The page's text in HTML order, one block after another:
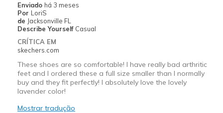
Width
Sizing
Feels true to size
View On Shoes
Enviado há 3 meses
Por LoriS
de Jacksonville FL
Describe Yourself Casual
CRÍTICA EM
skechers.com
These shoes are so comfortable! I have really bad arthritic
feet and I ordered these a full size smaller than I normally
buy and they fit perfectly! I absolutely love the lovely
lavender color!
Mostrar tradução